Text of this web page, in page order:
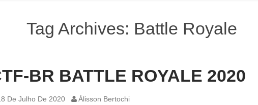
Tag Archives: Battle Royale
BR BATTLE ROYALE 2020
De Julho De 2020 Álisson Bertochi